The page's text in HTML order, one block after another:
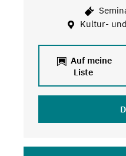
Kultur-
Auf meine
Liste